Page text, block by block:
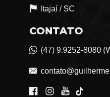
Itajaí / SC
CONTATO
(47) 9.9252-8080